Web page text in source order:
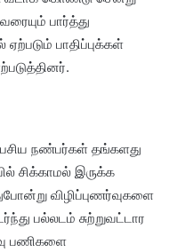
பார்த்து
பாதிப்புக்கள்
நண்பர்கள் தங்களது
சிக்காமல் இருக்க
விழிப்புணர்வுகளை
பல்லடம் சுற்றுவட்டார
பணிகளை